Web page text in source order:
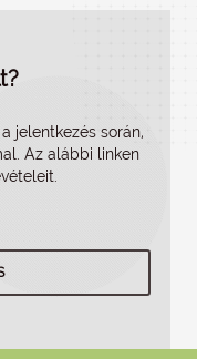
jelentkezés során,
Az alábbi linken